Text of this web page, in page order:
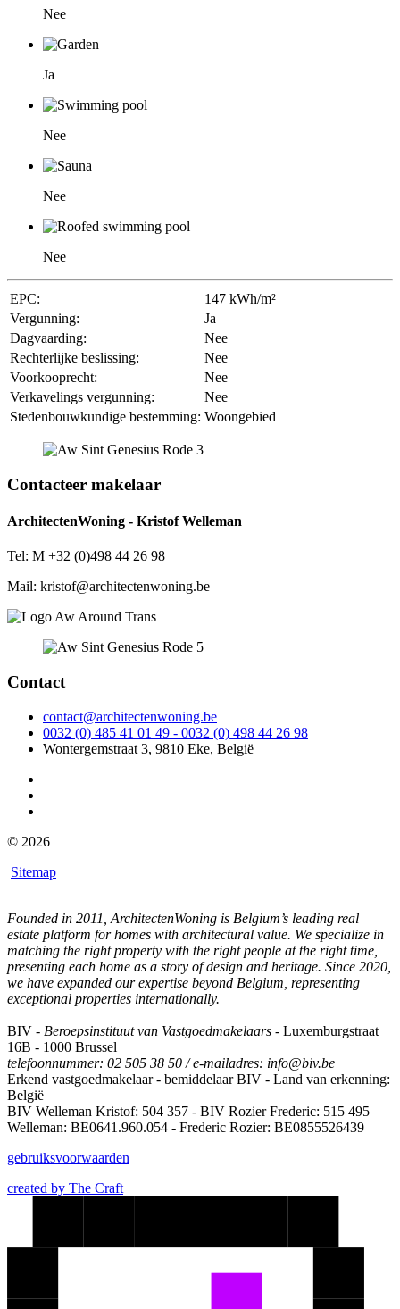
Nee
Ja
Nee
Nee
Nee
EPC:
147 kWh/m²
Vergunning:
Ja
Dagvaarding:
Nee
Rechterlijke beslissing:
Nee
Voorkooprecht:
Nee
Verkavelings vergunning:
Nee
Stedenbouwkundige bestemming: Woongebied
Contacteer makelaar
ArchitectenWoning - Kristof Welleman
Tel: M +32 (0)498 44 26 98
Mail: kristof@architectenwoning.be
Contact
contact@architectenwoning.be
0032 (0) 485 41 01 49 - 0032 (0) 498 44 26 98
Wontergemstraat 3, 9810 Eke, België
© 2026
Sitemap
Founded in 2011, ArchitectenWoning is Belgium’s leading real
estate platform for homes with architectural value. We specialize in
matching the right property with the right people at the right time,
presenting each home as a story of design and heritage. Since 2020,
we have expanded our expertise beyond Belgium, representing
exceptional properties internationally.
BIV - Beroepsinstituut van Vastgoedmakelaars - Luxemburgstraat
16B - 1000 Brussel
telefoonnummer: 02 505 38 50 / e-mailadres: info@biv.be
Erkend vastgoedmakelaar - bemiddelaar BIV - Land van erkenning:
België
BIV Welleman Kristof: 504 357 - BIV Rozier Frederic: 515 495
Welleman: BE0641.960.054 - Frederic Rozier: BE0855526439
gebruiksvoorwaarden
created by The Craft